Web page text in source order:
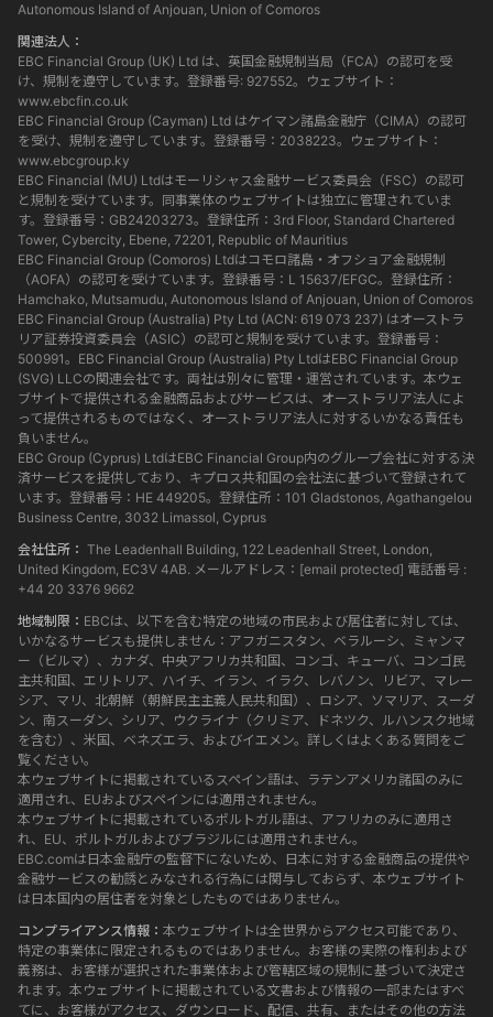
Autonomous Island of Anjouan, Union of Comoros
関連法人：
EBC Financial Group (UK) Ltd は、英国金融規制当局（FCA）の認可を受
け、規制を遵守しています。登録番号: 927552。ウェブサイト：
www.ebcfin.co.uk
EBC Financial Group (Cayman) Ltd はケイマン諸島金融庁（CIMA）の認可
を受け、規制を遵守しています。登録番号：2038223。ウェブサイト：
www.ebcgroup.ky
EBC Financial (MU) Ltdはモーリシャス金融サービス委員会（FSC）の認可
と規制を受けています。同事業体のウェブサイトは独立に管理されていま
す。登録番号：GB24203273。登録住所：3rd Floor, Standard Chartered
Tower, Cybercity, Ebene, 72201, Republic of Mauritius
EBC Financial Group (Comoros) Ltdはコモロ諸島・オフショア金融規制
（AOFA）の認可を受けています。登録番号：L 15637/EFGC。登録住所：
Hamchako, Mutsamudu, Autonomous Island of Anjouan, Union of Comoros
EBC Financial Group (Australia) Pty Ltd (ACN: 619 073 237) はオーストラ
リア証券投資委員会（ASIC）の認可と規制を受けています。登録番号：
500991。EBC Financial Group (Australia) Pty LtdはEBC Financial Group
(SVG) LLCの関連会社です。両社は別々に管理・運営されています。本ウェ
ブサイトで提供される金融商品およびサービスは、オーストラリア法人によ
って提供されるものではなく、オーストラリア法人に対するいかなる責任も
負いません。
EBC Group (Cyprus) LtdはEBC Financial Group内のグループ会社に対する決
済サービスを提供しており、キプロス共和国の会社法に基づいて登録されて
います。登録番号：HE 449205。登録住所：101 Gladstonos, Agathangelou
Business Centre, 3032 Limassol, Cyprus
会社住所： The Leadenhall Building, 122 Leadenhall Street, London,
United Kingdom, EC3V 4AB. メールアドレス： [email protected] 電話番号 :
+44 20 3376 9662
地域制限： EBCは、以下を含む特定の地域の市民および居住者に対しては、
いかなるサービスも提供しません：アフガニスタン、ベラルーシ、ミャンマ
ー（ビルマ）、カナダ、中央アフリカ共和国、コンゴ、キューバ、コンゴ民
主共和国、エリトリア、ハイチ、イラン、イラク、レバノン、リビア、マレー
シア、マリ、北朝鮮（朝鮮民主主義人民共和国）、ロシア、ソマリア、スーダ
ン、南スーダン、シリア、ウクライナ（クリミア、ドネツク、ルハンスク地域
を含む）、米国、ベネズエラ、およびイエメン。詳しくはよくある質問をご
覧ください。
本ウェブサイトに掲載されているスペイン語は、ラテンアメリカ諸国のみに
適用され、EUおよびスペインには適用されません。
本ウェブサイトに掲載されているポルトガル語は、アフリカのみに適用さ
れ、EU、ポルトガルおよびブラジルには適用されません。
EBC.comは日本金融庁の監督下にないため、日本に対する金融商品の提供や
金融サービスの勧誘とみなされる行為には関与しておらず、本ウェブサイト
は日本国内の居住者を対象としたものではありません。
コンプライアンス情報： 本ウェブサイトは全世界からアクセス可能であり、
特定の事業体に限定されるものではありません。お客様の実際の権利および
義務は、お客様が選択された事業体および管轄区域の規制に基づいて決定さ
れます。本ウェブサイトに掲載されている文書および情報の一部またはすべ
てに、お客様がアクセス、ダウンロード、配信、共有、またはその他の方法